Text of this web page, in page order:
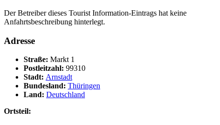
Der Betreiber dieses Tourist Information-Eintrags hat keine
Anfahrtsbeschreibung hinterlegt.
Adresse
Straße: Markt 1
Postleitzahl: 99310
Stadt: Arnstadt
Bundesland: Thüringen
Land: Deutschland
Ortsteil: